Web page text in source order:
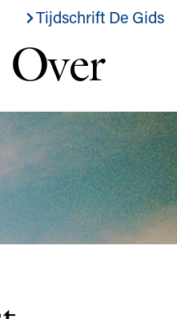
Tijdschrift De Gids
Over